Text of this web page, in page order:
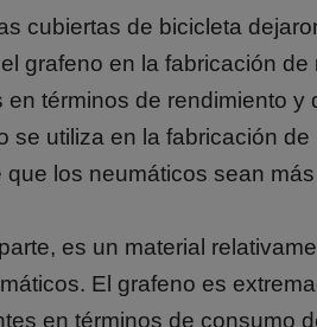
cubiertas de bicicleta
grafeno en la fabricación de
en términos de rendimiento y
se utiliza en la fabricación
que los neumáticos sean
es un material
El grafeno es
en términos de consumo